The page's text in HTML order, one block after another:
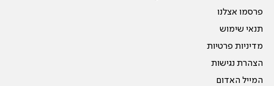
פרסמו אצלנו
תנאי שימוש
מדיניות פרטיות
הצהרת נגישות
המייל האדום